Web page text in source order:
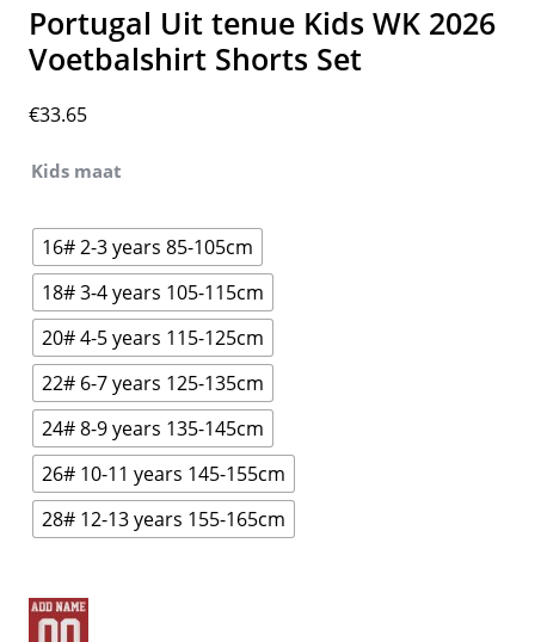
Portugal Uit tenue Kids WK 2026
Voetbalshirt Shorts Set
€33.65
Kids maat
16# 2-3 years 85-105cm
18# 3-4 years 105-115cm
20# 4-5 years 115-125cm
22# 6-7 years 125-135cm
24# 8-9 years 135-145cm
26# 10-11 years 145-155cm
28# 12-13 years 155-165cm